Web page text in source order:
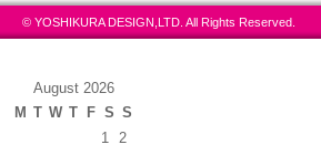
© YOSHIKURA DESIGN,LTD. All Rights Reserved.
August 2026
M T W T F S S
1
2